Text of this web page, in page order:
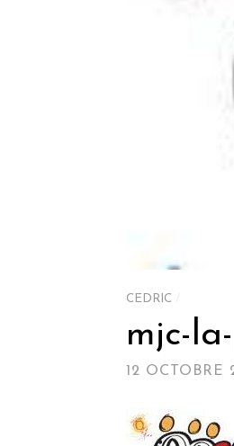
CEDRIC
mjc-
12 OCTOBRE